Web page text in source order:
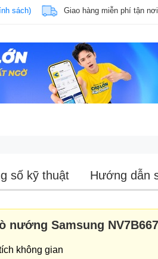
sách) Giao hàng miễn phí tận nơi
số kỹ thuật Hướng dẫn
nướng Samsung
không gian